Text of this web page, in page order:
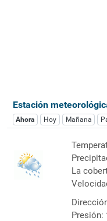
Estación
Ahora Hoy Mañana
La
Presión: